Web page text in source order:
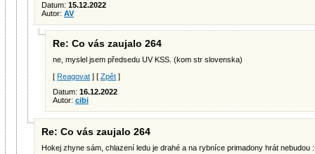
Datum: 15.12.2022
Autor: AV
Re: Co vás zaujalo 264
ne, myslel jsem předsedu UV KSS. (kom str slovenska)
[ Reagovat ] [ Zpět ]
Datum: 16.12.2022
Autor: cibi
Re: Co vás zaujalo 264
Hokej zhyne sám, chlazení ledu je drahé a na rybníce primadony hrát nebudou